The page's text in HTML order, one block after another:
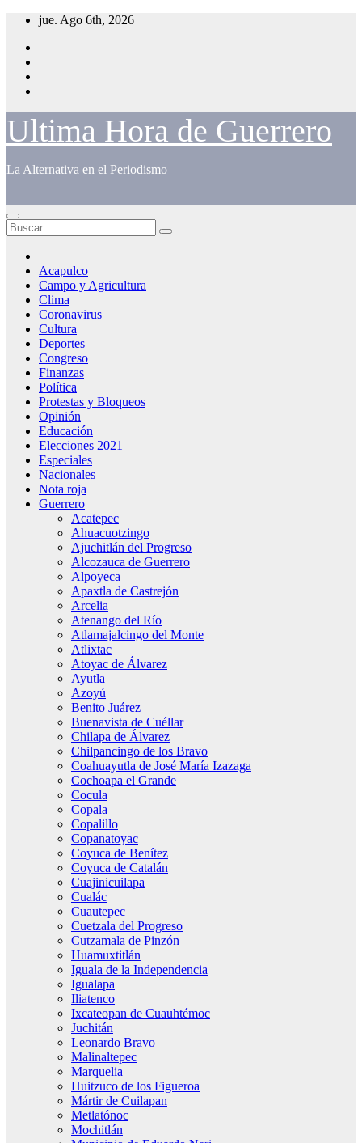
Saltar
contenido
jue. Ago 6th, 2026
Ultima Hora de Guerrero
La Alternativa en el Periodismo
Acapulco
Campo y Agricultura
Clima
Coronavirus
Cultura
Deportes
Congreso
Finanzas
Política
Protestas y Bloqueos
Opinión
Educación
Elecciones 2021
Especiales
Nacionales
Nota roja
Guerrero
Acatepec
Ahuacuotzingo
Ajuchitlán del Progreso
Alcozauca de Guerrero
Alpoyeca
Apaxtla de Castrejón
Arcelia
Atenango del Río
Atlamajalcingo del Monte
Atlixtac
Atoyac de Álvarez
Ayutla
Azoyú
Benito Juárez
Buenavista de Cuéllar
Chilapa de Álvarez
Chilpancingo de los Bravo
Coahuayutla de José María Izazaga
Cochoapa el Grande
Cocula
Copala
Copalillo
Copanatoyac
Coyuca de Benítez
Coyuca de Catalán
Cuajinicuilapa
Cualác
Cuautepec
Cuetzala del Progreso
Cutzamala de Pinzón
Huamuxtitlán
Iguala de la Independencia
Igualapa
Iliatenco
Ixcateopan de Cuauhtémoc
Juchitán
Leonardo Bravo
Malinaltepec
Marquelia
Huitzuco de los Figueroa
Mártir de Cuilapan
Metlatónoc
Mochitlán